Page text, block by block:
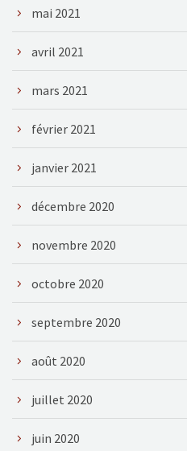
mai 2021
avril 2021
mars 2021
février 2021
janvier 2021
décembre 2020
novembre 2020
octobre 2020
septembre 2020
août 2020
juillet 2020
juin 2020